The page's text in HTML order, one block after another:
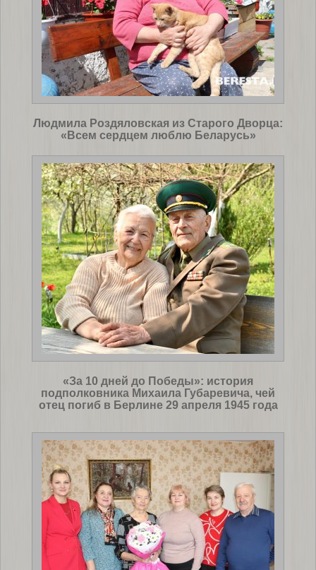
Людмила Роздяловская из Старого Дворца:
«Всем сердцем люблю Беларусь»
«За 10 дней до Победы»: история
подполковника Михаила Губаревича, чей
отец погиб в Берлине 29 апреля 1945 года